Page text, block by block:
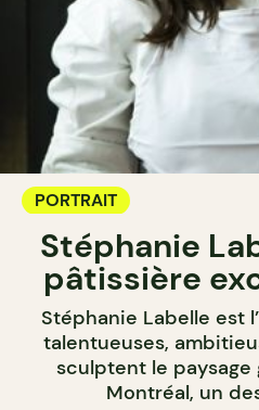
PORTRAIT
Stéphanie
pâtissière
Stéphanie Labelle est
talentueuses,
sculptent le
Montréal, un